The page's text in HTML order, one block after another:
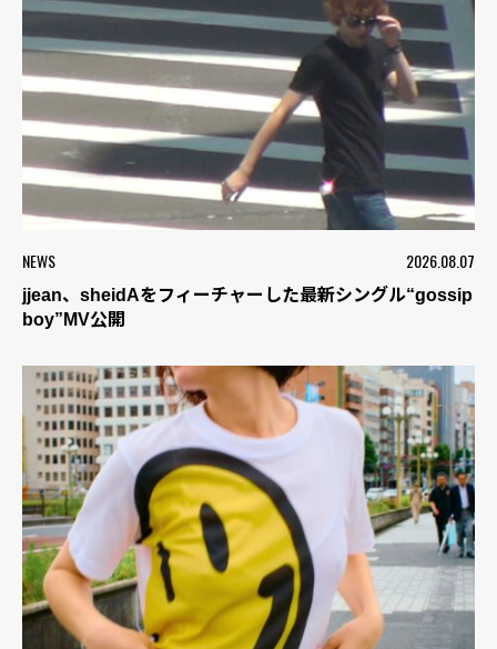
NEWS 2026.08.07
jjean、sheidAをフィーチャーした最新シングル“gossip
boy”MV公開